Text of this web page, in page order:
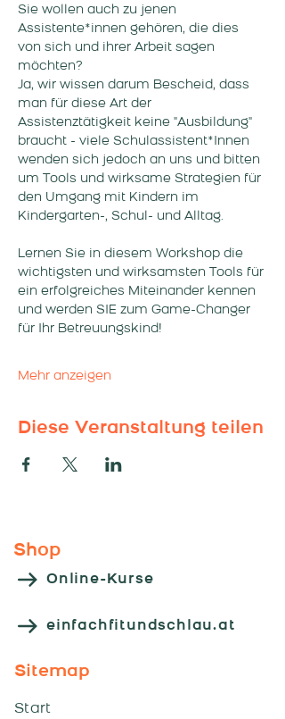
Sie wollen auch zu jenen
Assistente*innen gehören, die dies
von sich und ihrer Arbeit sagen
möchten?
Ja, wir wissen darum Bescheid, dass
man für diese Art der
Assistenztätigkeit keine "Ausbildung"
braucht - viele Schulassistent*Innen
wenden sich jedoch an uns und bitten
um Tools und wirksame Strategien für
den Umgang mit Kindern im
Kindergarten-, Schul- und Alltag.
Lernen Sie in diesem Workshop die
wichtigsten und wirksamsten Tools für
ein erfolgreiches Miteinander kennen
und werden SIE zum Game-Changer
für Ihr Betreuungskind!
Mehr anzeigen
Diese Veranstaltung teilen
Shop
Online-Kurse
einfachfitundschlau.at
Sitemap
Start